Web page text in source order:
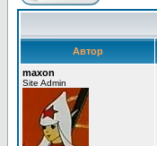
Автор
maxon
Site Admin